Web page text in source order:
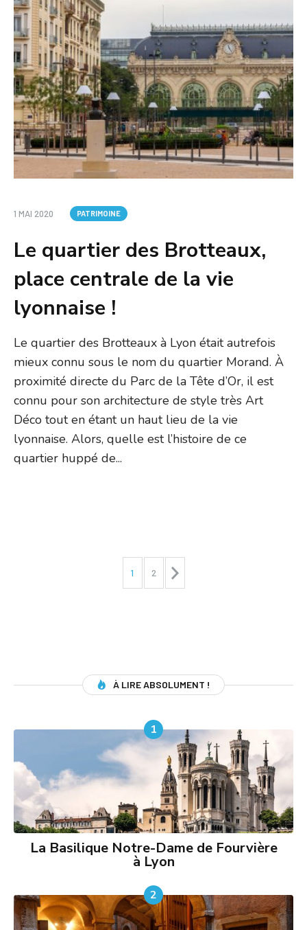
1 MAI 2020 PATRIMOINE
Le quartier des Brotteaux,
place centrale de la vie
lyonnaise !
Le quartier des Brotteaux à Lyon était autrefois
mieux connu sous le nom du quartier Morand. À
proximité directe du Parc de la Tête d’Or, il est
connu pour son architecture de style très Art
Déco tout en étant un haut lieu de la vie
lyonnaise. Alors, quelle est l’histoire de ce
quartier huppé de...
1 2
À LIRE ABSOLUMENT !
1
La Basilique Notre-Dame de Fourvière
à Lyon
2